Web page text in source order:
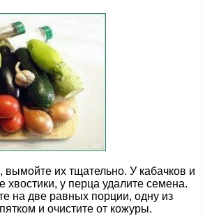
вымойте их тщательно. У кабачков и
хвостики, у перца удалите семена.
на две равных порции, одну из
и очистите от кожуры.